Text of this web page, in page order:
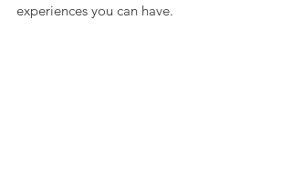
experiences you can have.